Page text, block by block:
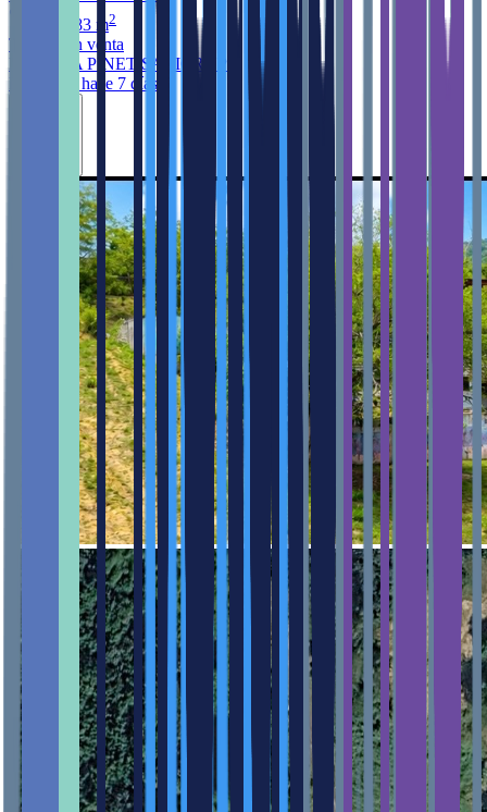
370.683 m2
Terreno
en venta
MELISSA PINET SALICRUP
Publicado hace 7 días